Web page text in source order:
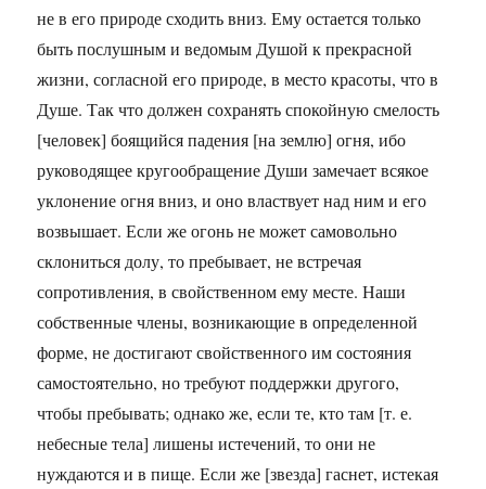
не в его природе сходить вниз. Ему остается только
быть послушным и ведомым Душой к прекрасной
жизни, согласной его природе, в место красоты, что в
Душе. Так что должен сохранять спокойную смелость
[человек] боящийся падения [на землю] огня, ибо
руководящее кругообращение Души замечает всякое
уклонение огня вниз, и оно властвует над ним и его
возвышает. Если же огонь не может самовольно
склониться долу, то пребывает, не встречая
сопротивления, в свойственном ему месте. Наши
собственные члены, возникающие в определенной
форме, не достигают свойственного им состояния
самостоятельно, но требуют поддержки другого,
чтобы пребывать; однако же, если те, кто там [т. е.
небесные тела] лишены истечений, то они не
нуждаются и в пище. Если же [звезда] гаснет, истекая